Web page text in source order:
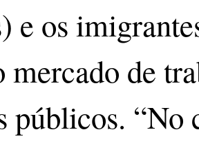
e os
mercado de
públicos. “No